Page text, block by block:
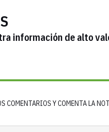
información de alto
COMENTARIOS Y COMENTA LA